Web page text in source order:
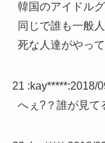
韓国のアイドル
同じで誰も一般
死な人達がやって
21 :kay*****:2018/
へぇ?？誰が見て